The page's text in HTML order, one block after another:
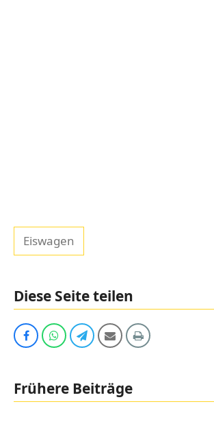
Eiswagen
Diese Seite teilen
Auf
teilen
Share
Whatsapp
Share
Telegram
Share
Email
Print
Frühere Beiträge